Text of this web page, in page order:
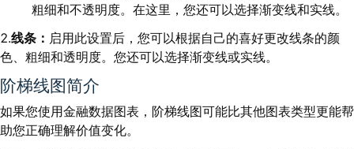
粗细和不透明度。在这里，您还可以选择渐变线和实线。
2.线条： 启用此设置后，您可以根据自己的喜好更改线条的颜
色、粗细和透明度。您还可以选择渐变线或实线。
阶梯线图简介
如果您使用金融数据图表，阶梯线图可能比其他图表类型更能帮
助您正确理解价值变化。